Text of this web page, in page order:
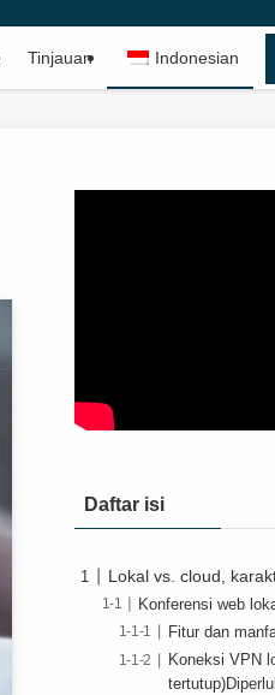
Tinjauan Indonesian
Daftar isi
Lokal vs. cloud,
Konferensi web
Fitur dan
Koneksi VPN